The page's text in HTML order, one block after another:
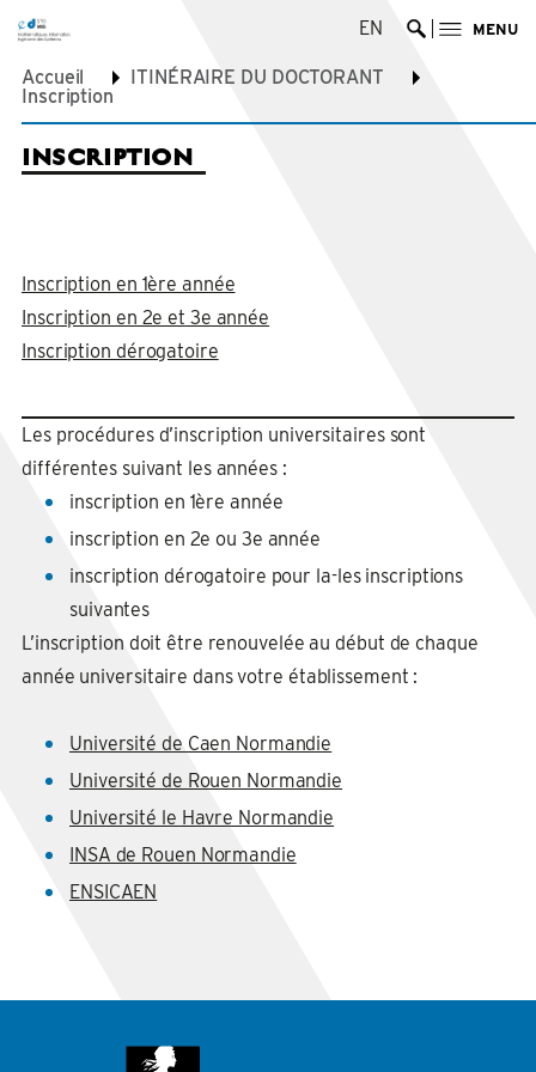
EN MENU
Accueil
ITINÉRAIRE DU DOCTORANT
Inscription
INSCRIPTION
Inscription en 1ère année
Inscription en 2e et 3e année
Inscription dérogatoire
Les procédures d’inscription universitaires sont
différentes suivant les années :
inscription en 1ère année
inscription en 2e ou 3e année
inscription dérogatoire pour la-les inscriptions
suivantes
L’inscription doit être renouvelée au début de chaque
année universitaire dans votre établissement :
Université de Caen Normandie
Université de Rouen Normandie
Université le Havre Normandie
INSA de Rouen Normandie
ENSICAEN